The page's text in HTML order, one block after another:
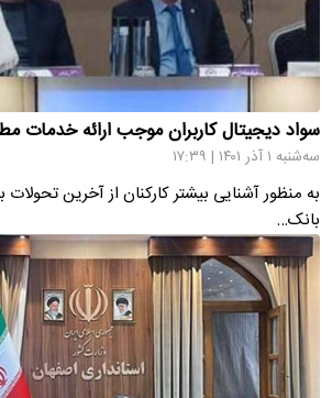
سواد دیجیتال کاربران موجب ارائه خدمات
سه‌شنبه ۱ آذر ۱۴۰۱ | ۱۷:۳۹
به منظور آشنایی بیشتر کارکنان از آخرین تحولات
بانک…